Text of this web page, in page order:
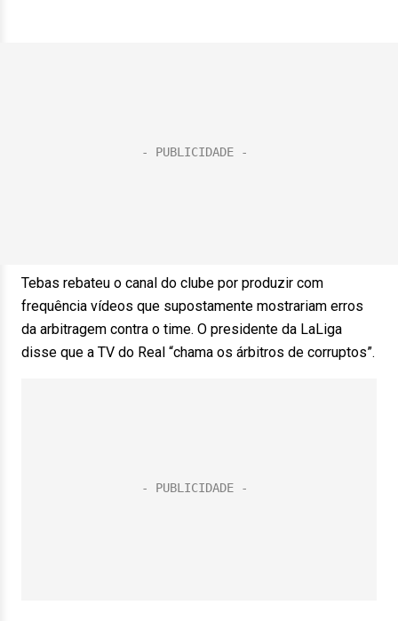
Tebas rebateu o canal do clube por produzir com
frequência vídeos que supostamente mostrariam erros
da arbitragem contra o time. O presidente da LaLiga
disse que a TV do Real “chama os árbitros de corruptos”.